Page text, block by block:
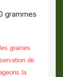
grammes
graines
de
la